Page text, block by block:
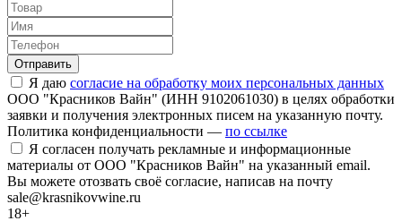
Отправить
Я даю согласие на обработку моих персональных данных
ООО "Красников Вайн" (ИНН 9102061030) в целях обработки
заявки и получения электронных писем на указанную почту.
Политика конфиденциальности — по ссылке
Я согласен получать рекламные и информационные
материалы от ООО "Красников Вайн" на указанный email.
Вы можете отозвать своё согласие, написав на почту
sale@krasnikovwine.ru
18+